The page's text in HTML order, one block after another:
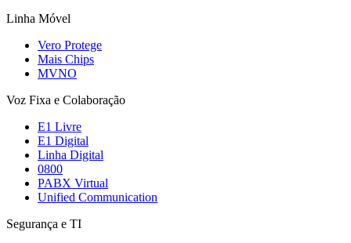
Linha Móvel
Vero Protege
Mais Chips
MVNO
Voz Fixa e Colaboração
E1 Livre
E1 Digital
Linha Digital
0800
PABX Virtual
Unified Communication
Segurança e TI